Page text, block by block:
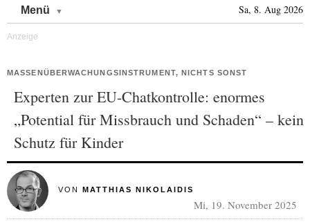
Menü Sa, 8. Aug 2026
MASSENÜBERWACHUNGSINSTRUMENT, NICHTS SONST
Experten zur EU-Chatkontrolle: enormes
„Potential für Missbrauch und Schaden“ – kein
Schutz für Kinder
VON MATTHIAS NIKOLAIDIS
Mi, 19. November 2025